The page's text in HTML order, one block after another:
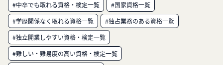
#中卒でも取れる資格・検定一覧
#国家資格一覧
#学歴関係なく取れる資格一覧
#独占業務のある資格一覧
#独立開業しやすい資格・検定一覧
#難しい・難易度の高い資格・検定一覧